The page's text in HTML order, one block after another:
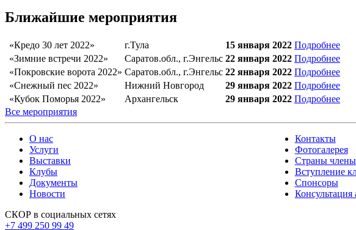
Ближайшие мероприятия
«Кредо 30 лет 2022» г.Тула 15 января 2022 Подробнее
«Зимние встречи 2022»
Саратов.обл., г.Энгельс 22 января 2022 Подробнее
«Покровские ворота 2022» Саратов.обл., г.Энгельс 22 января 2022 Подробнее
«Снежный пес 2022»
Нижний Новгород 29 января 2022 Подробнее
«Кубок Поморья 2022»
Архангельск 29 января 2022 Подробнее
Все мероприятия
О нас
Услуги
Выставки
Клубы
Документы
Новости
Контакты
Фотогалерея
Страны
Вступление
Спонсоры
Консультация
СКОР в социальных сетях
+7 499 250 99 49